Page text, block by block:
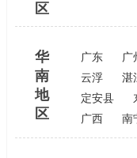
区
华
南
地
区
广东 广
云浮
湛
定安县
广西
南